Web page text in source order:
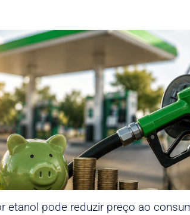
etanol pode reduzir preço ao